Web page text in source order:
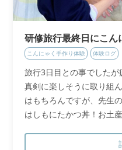
研修旅行最終日にこん
こんにゃく手作り体験 体験ログ
旅行3日目との事でした
真剣に楽しそうに取り組
はもちろんですが、先生
はしもにたかつ丼！お土